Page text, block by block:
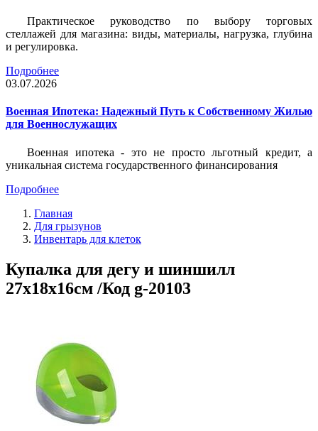
Практическое руководство по выбору торговых
стеллажей для магазина: виды, материалы, нагрузка, глубина
и регулировка.
Подробнее
03.07.2026
Военная Ипотека: Надежный Путь к Собственному Жилью
для Военнослужащих
Военная ипотека - это не просто льготный кредит, а
уникальная система государственного финансирования
Подробнее
Главная
Для грызунов
Инвентарь для клеток
Купалка для дегу и шиншилл
27x18x16см /Код g-20103